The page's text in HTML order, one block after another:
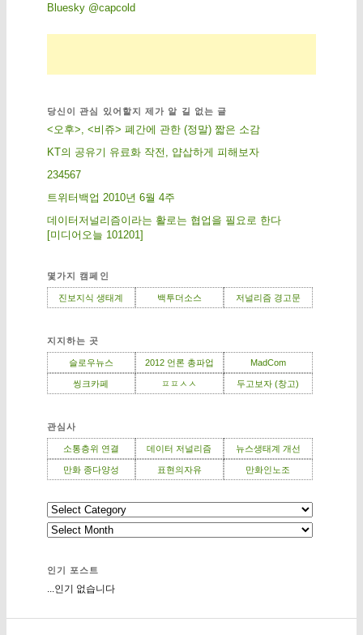
Bluesky @capcold
당신이 관심 있어할지 제가 알 길 없는 글
<오후>, <비쥬> 폐간에 관한 (정말) 짧은 소감
KT의 공유기 유료화 작전, 얍삽하게 피해보자
234567
트위터백업 2010년 6월 4주
데이터저널리즘이라는 활로는 협업을 필요로 한다
[미디어오늘 101201]
몇가지 캠페인
진보지식 생태계 백투더소스 저널리즘 경고문
지지하는 곳
슬로우뉴스 2012 언론 총파업 MadCom
씽크카페 ㅍㅍㅅㅅ 두고보자 (창고)
관심사
소통층위 연결 데이터 저널리즘 뉴스생태계 개선
만화 종다양성 표현의자유 만화인노조
인기 포스트
...인기 없습니다